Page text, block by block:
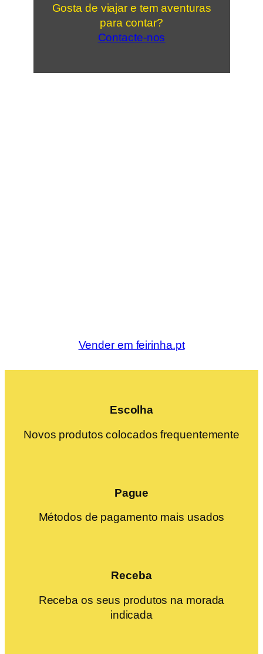
Gosta de viajar e tem aventuras
para contar?
Contacte-nos
Vender em feirinha.pt
Escolha
Novos produtos colocados frequentemente
Pague
Métodos de pagamento mais usados
Receba
Receba os seus produtos na morada
indicada